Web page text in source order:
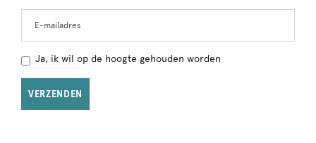
Ja, ik wil op de hoogte gehouden worden
VERZENDEN